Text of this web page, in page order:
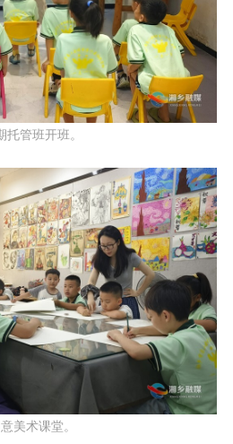
托管班开班。
美术课堂。